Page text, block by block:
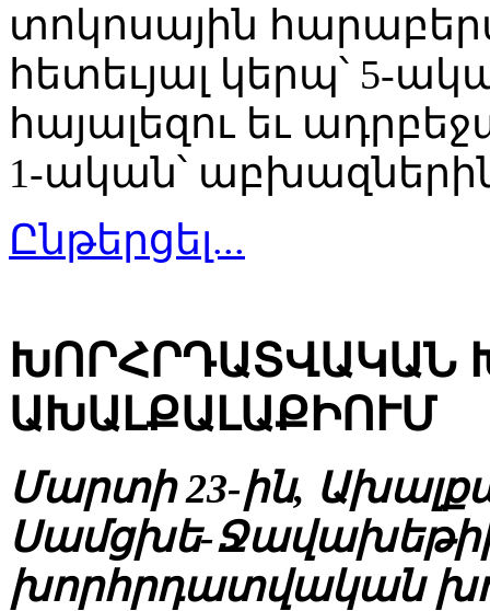
տոկոսային
հետեւյալ կերպ՝ 5-
հայալեզու եւ
1-ական՝ աբխազներին
Ընթերցել...
ԽՈՐՀՐԴԱՏՎԱԿԱՆ
ԱԽԱԼՔԱԼԱՔԻՈՒՄ
Մարտի 23-ին,
Սամցխե-
խորհրդատվական